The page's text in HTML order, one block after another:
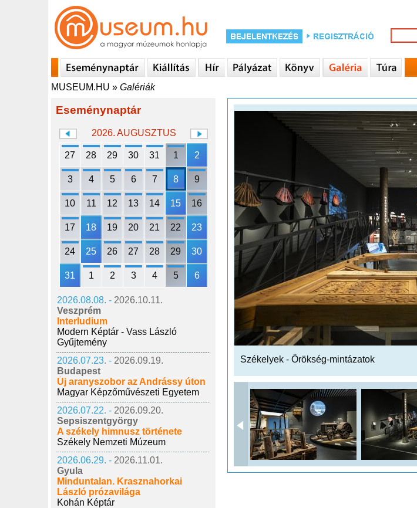
MUSEUM.HU » Galériák
Eseménynaptár
2026. AUGUSZTUS
27 28 29 30 31 1 2
3 4 5 6 7 8 9
10 11 12 13 14 15 16
17 18 19 20 21 22 23
24 25 26 27 28 29 30
31 1 2 3 4 5 6
2026.08.08. - 2026.10.11.
Veszprém
Interludium
Modern Képtár - Vass László
Gyűjtemény
2026.07.23. - 2026.09.19.
Budapest
Új aranyszobor az Andrássy úton
Magyar Képzőművészeti Egyetem
2026.07.22. - 2026.09.20.
Sepsiszentgyörgy
A székely himnusz története
Székely Nemzeti Múzeum
2026.06.29. - 2026.11.01.
Gyula
Minduntalan. Krasznahorkai
László prózavilága
Kohán Képtár
Székelyek - Örökség-mintázatok